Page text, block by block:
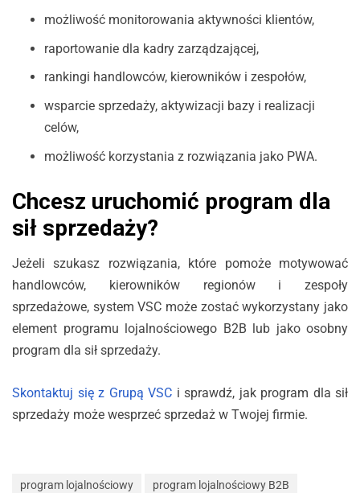
możliwość monitorowania aktywności klientów,
raportowanie dla kadry zarządzającej,
rankingi handlowców, kierowników i zespołów,
wsparcie sprzedaży, aktywizacji bazy i realizacji
celów,
możliwość korzystania z rozwiązania jako PWA.
Chcesz uruchomić program dla
sił sprzedaży?
Jeżeli szukasz rozwiązania, które pomoże motywować
handlowców, kierowników regionów i zespoły
sprzedażowe, system VSC może zostać wykorzystany jako
element programu lojalnościowego B2B lub jako osobny
program dla sił sprzedaży.
Skontaktuj się z Grupą VSC i sprawdź, jak program dla sił
sprzedaży może wesprzeć sprzedaż w Twojej firmie.
program lojalnościowy program lojalnościowy B2B